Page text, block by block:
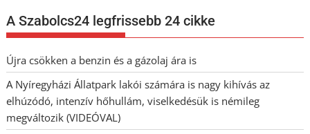
A Szabolcs24 legfrissebb 24 cikke
Újra csökken a benzin és a gázolaj ára is
A Nyíregyházi Állatpark lakói számára is nagy kihívás az
elhúzódó, intenzív hőhullám, viselkedésük is némileg
megváltozik (VIDEÓVAL)